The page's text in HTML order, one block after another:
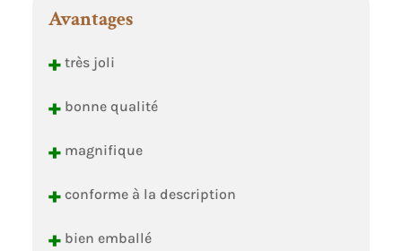
Avantages
+très joli
+bonne qualité
+magnifique
+conforme à la description
+bien emballé